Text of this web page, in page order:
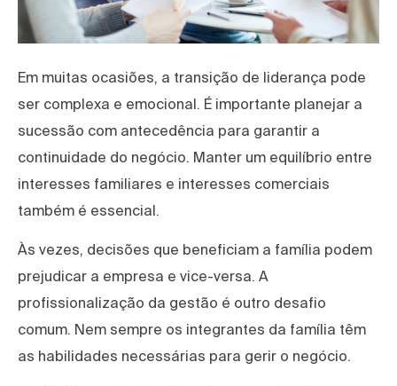
Em muitas ocasiões, a transição de liderança pode
ser complexa e emocional. É importante planejar a
sucessão com antecedência para garantir a
continuidade do negócio. Manter um equilíbrio entre
interesses familiares e interesses comerciais
também é essencial.
Às vezes, decisões que beneficiam a família podem
prejudicar a empresa e vice-versa. A
profissionalização da gestão é outro desafio
comum. Nem sempre os integrantes da família têm
as habilidades necessárias para gerir o negócio.